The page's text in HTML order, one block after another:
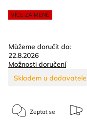
VÍCE ZA MÉNĚ
Můžeme doručit do:
22.8.2026
Možnosti doručení
Skladem u dodavatele
Zeptat se